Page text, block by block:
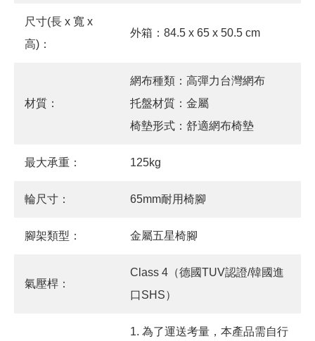
尺寸(長 x 寬 x
高)：
外箱：84.5 x 65 x 50.5 cm
材質：
網布種類：高彈力台灣網布
托盤材質：金屬
椅墊形式：舒適網布椅墊
最大承重： 125kg
輪尺寸： 65mm耐用椅腳
腳架類型： 金屬五星椅腳
氣壓桿：
Class 4（德國TUV認證/韓國進
口SHS）
1. 為了運送考量，本產品需自行